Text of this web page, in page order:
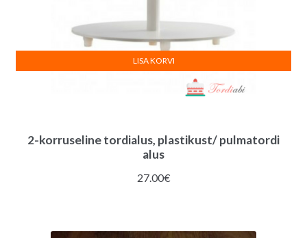
2-korruseline tordialus, plastikust/ pulmatordi
alus
27.00€
LISA KORVI